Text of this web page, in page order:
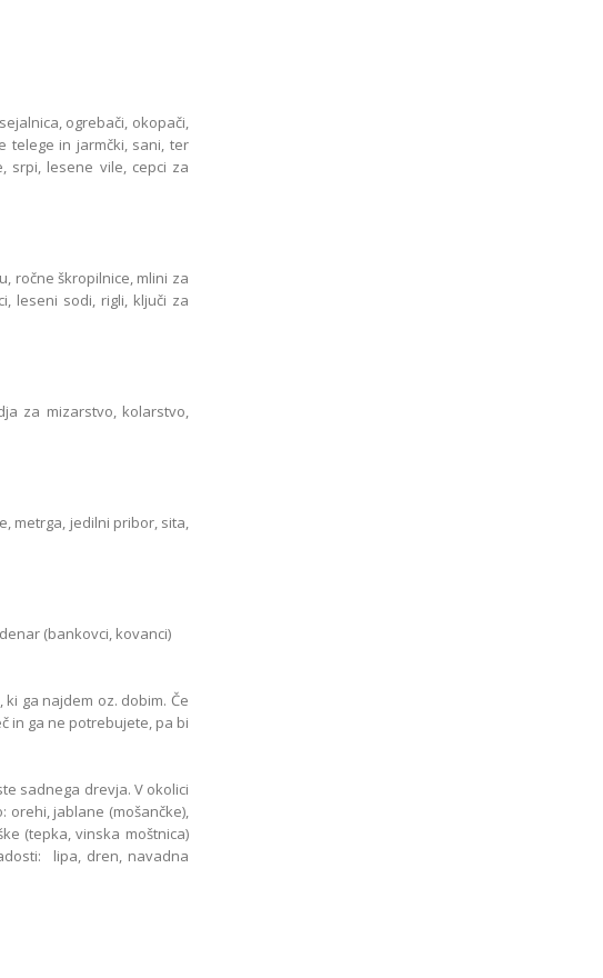
ogrebači, okopači,
telege in jarmčki, sani, ter
srpi, lesene vile, cepci za
ročne škropilnice, mlini za
leseni sodi, rigli, ključi za
za mizarstvo, kolarstvo,
metrga, jedilni pribor, sita,
(bankovci, kovanci)
ga najdem oz. dobim. Če
in ga ne potrebujete, pa bi
sadnega drevja. V okolici
orehi, jablane (mošančke),
(tepka, vinska moštnica)
lipa, dren, navadna